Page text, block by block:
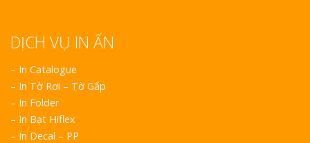
DỊCH VỤ IN ẤN
– In Catalogue
– In Tờ Rơi – Tờ Gấp
– In Folder
– In Bạt Hiflex
– In Decal – PP